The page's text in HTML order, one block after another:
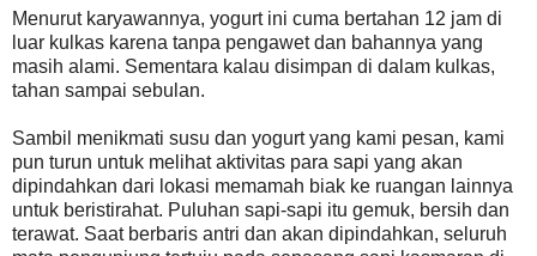
Menurut karyawannya, yogurt ini cuma bertahan 12 jam di
luar kulkas karena tanpa pengawet dan bahannya yang
masih alami. Sementara kalau disimpan di dalam kulkas,
tahan sampai sebulan.
Sambil menikmati susu dan yogurt yang kami pesan, kami
pun turun untuk melihat aktivitas para sapi yang akan
dipindahkan dari lokasi memamah biak ke ruangan lainnya
untuk beristirahat. Puluhan sapi-sapi itu gemuk, bersih dan
terawat. Saat berbaris antri dan akan dipindahkan, seluruh